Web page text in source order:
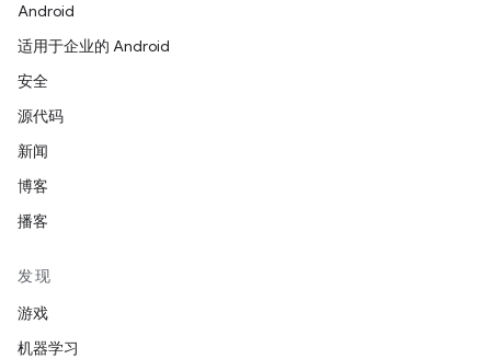
Android
适用于企业的 Android
安全
源代码
新闻
博客
播客
发现
游戏
机器学习